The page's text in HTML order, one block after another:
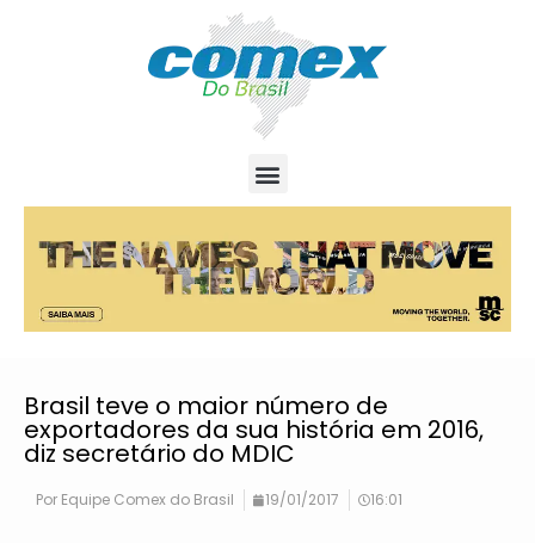
Brasil teve o maior número de
exportadores da sua história em 2016,
diz secretário do MDIC
Por Equipe Comex do Brasil 19/01/2017 16:01